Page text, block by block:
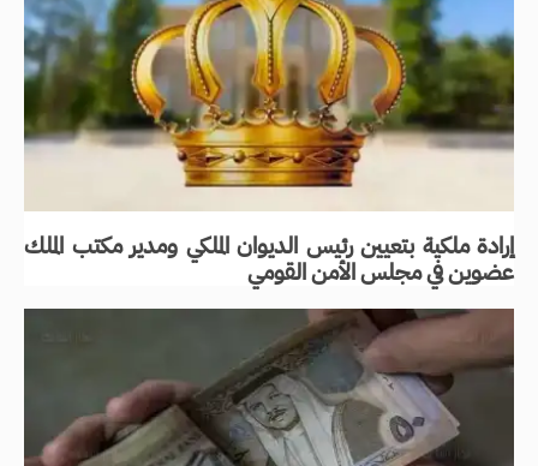
إرادة ملكية بتعيين رئيس الديوان الملكي ومدير مكتب الملك
عضوين في مجلس الأمن القومي